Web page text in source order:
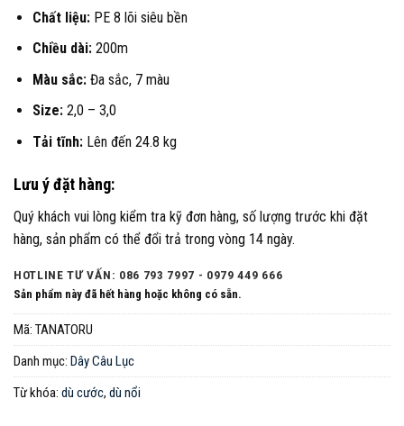
Chất liệu:PE 8 lõi siêu bền
Chiều dài:200m
Màu sắc:Đa sắc, 7 màu
Size:2,0 – 3,0
Tải tĩnh:Lên đến 24.8 kg
Lưu ý đặt hàng:
Quý khách vui lòng kiểm tra kỹ đơn hàng, số lượng trước khi đặt
hàng, sản phẩm có thể đổi trả trong vòng 14 ngày.
HOTLINE TƯ VẤN: 086 793 7997 - 0979 449 666
Sản phẩm này đã hết hàng hoặc không có sẵn.
Mã: TANATORU
Danh mục: Dây Câu Lục
Từ khóa: dù cước, dù nổi